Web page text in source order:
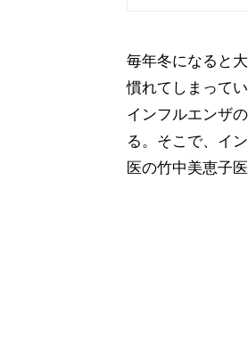
毎年冬になると
慣れてしまって
インフルエンザ
る。そこで、イ
医の竹中美恵子